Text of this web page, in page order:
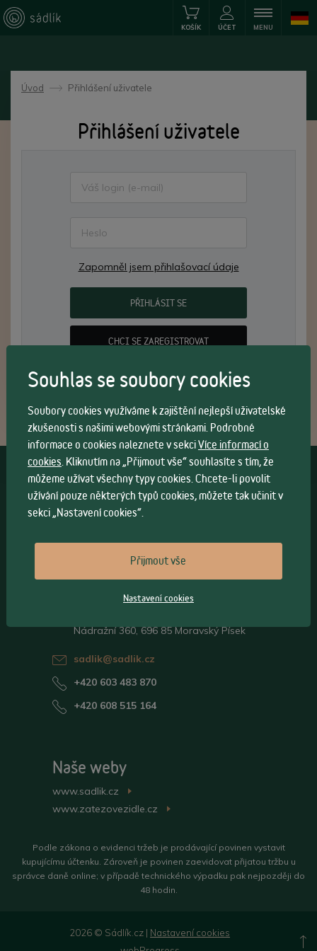
KOŠÍK ÚČET MENU
Úvod
->
Přihlášení uživatele
Přihlášení uživatele
Zapomněl jsem přihlašovací údaje
PŘIHLÁSIT SE
CHCI SE ZAREGISTROVAT
Vše o nákupu
Všeobecné obchodnípodmínky
Možnosti osobníhoodběru
>
Nádražní 360, 696 85 Moravský Písek
sadlik@sadlik.cz
+420 603 483 870
+420 608 515 164
Naše weby
www.sadlik.cz
www.zatezovezidle.cz
Podle zákona o evidenci tržeb je prodávající povinen vystavit
kupujícímu účtenku. Zároveň je povinen zaevidovat přijatou tržbu u
správce daně online; v případě technického výpadku pak nejpozději do
48 hodin.
2026 © Sádlík.cz | Nastavení cookies
Souhlas se soubory cookies
Soubory cookies využíváme k zajištění nejlepší uživatelské
zkušenosti s našimi webovými stránkami. Podrobné
informace o cookies naleznete v sekciVíce informací o
cookies. Kliknutím na „Přijmout vše“ souhlasíte s tím, že
můžeme užívat všechny typy cookies. Chcete-li povolit
užívání pouze některých typů cookies, můžete tak učinit v
sekci „Nastavení cookies“.
Přijmout vše
Nastavení cookies